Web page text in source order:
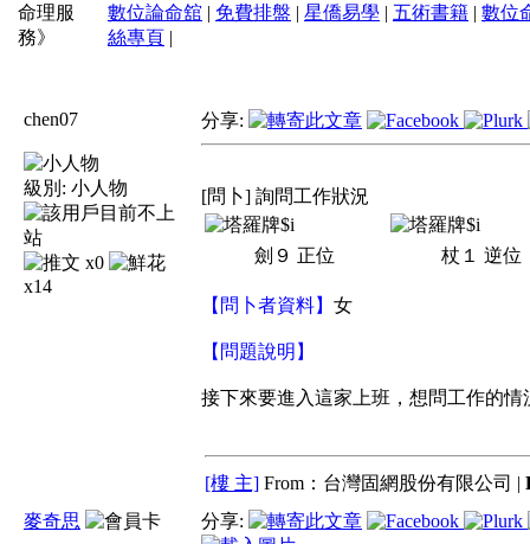
命理服
務》
數位論命舘 | 免費排盤 | 星僑易學 | 五術書籍 | 數位
絲專頁 |
chen07
級別: 小人物
x0
x14
分享:
[問卜] 詢問工作狀況
劍９ 正位 杖１ 逆位
【問卜者資料】 女
【問題說明】
接下來要進入這家上班，想問工作的情
[樓 主] From：台灣固網股份有限公司 |
麥奇思
分享: